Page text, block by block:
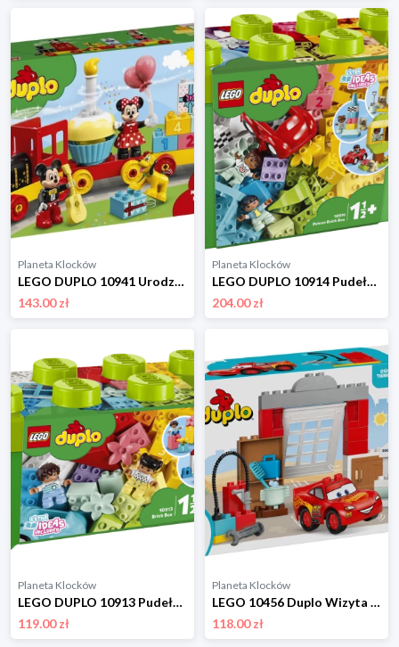
Planeta Klocków
LEGO DUPLO 10941 Urodzinowy pociąg myszek Miki i Minnie Lego
143.00 zł
Planeta Klocków
LEGO DUPLO 10914 Pudełko z klockami Deluxe Lego
204.00 zł
Planeta Klocków
LEGO DUPLO 10913 Pudełko z klockami Lego
119.00 zł
Planeta Klocków
LEGO 10456 Duplo Wizyta McQueena w warsztacie Wójta Lego
118.00 zł